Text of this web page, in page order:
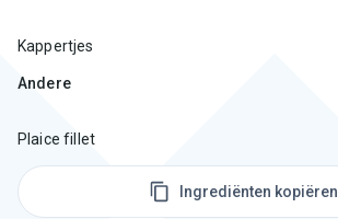
Kappertjes
Andere
Plaice fillet
Ingrediënten kopiëren